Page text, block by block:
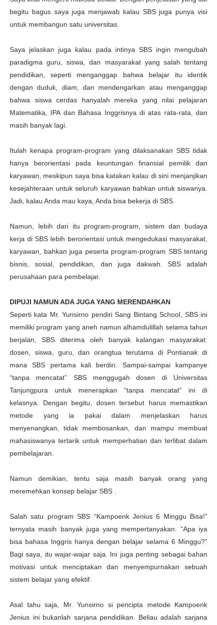
begitu bagus saya juga menjawab kalau SBS juga punya visi
untuk membangun satu universitas.
Saya jelaskan juga kalau pada intinya SBS ingin mengubah
paradigma guru, siswa, dan masyarakat yang salah tentang
pendidikan, seperti menganggap bahwa belajar itu identik
dengan duduk, diam, dan mendengarkan atau menganggap
bahwa siswa cerdas hanyalah mereka yang nilai pelajaran
Matematika, IPA dan Bahasa Inggrisnya di atas rata-rata, dan
masih banyak lagi.
Itulah kenapa program-program yang dilaksanakan SBS tidak
hanya berorientasi pada keuntungan finansial pemilik dan
karyawan, meskipun saya bisa katakan kalau di sini menjanjikan
kesejahteraan untuk seluruh karyawan bahkan untuk siswanya.
Jadi, kalau Anda mau kaya, Anda bisa bekerja di SBS.
Namun, lebih dari itu program-program, sistem dan budaya
kerja di SBS lebih berorientasi untuk mengedukasi masyarakat,
karyawan, bahkan juga peserta program-program SBS tentang
bisnis, sosial, pendidikan, dan juga dakwah. SBS adalah
perusahaan para pembelajar.
DIPUJI NAMUN ADA JUGA YANG MERENDAHKAN
Seperti kata Mr. Yunsirno pendiri Sang Bintang School, SBS ini
memiliki program yang aneh namun alhamdulillah selama tahun
berjalan, SBS diterima oleh banyak kalangan masyarakat:
dosen, siswa, guru, dan orangtua terutama di Pontianak di
mana SBS pertama kali berdiri. Sampai-sampai kampanye
“tanpa mencatat” SBS menggugah dosen di Universitas
Tanjungpura untuk menerapkan “tanpa mencatat” ini di
kelasnya. Dengan begitu, dosen tersebut harus memastikan
metode yang ia pakai dalam menjelaskan harus
menyenangkan, tidak membosankan, dan mampu membuat
mahasiswanya tertarik untuk memperhatian dan terlibat dalam
pembelajaran.
Namun demikian, tentu saja masih banyak orang yang
meremehkan konsep belajar SBS .
Salah satu program SBS “Kampoenk Jenius 6 Minggu Bisa!”
ternyata masih banyak juga yang mempertanyakan. “Apa iya
bisa bahasa Inggris hanya dengan belajar selama 6 Minggu?”
Bagi saya, itu wajar-wajar saja. Ini juga penting sebagai bahan
motivasi untuk menciptakan dan menyempurnakan sebuah
sistem belajar yang efektif.
Asal tahu saja, Mr. Yunsirno si pencipta metode Kampoenk
Jenius ini bukanlah sarjana pendidikan. Beliau adalah sarjana